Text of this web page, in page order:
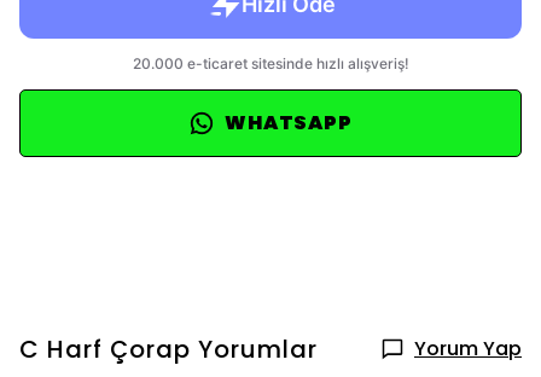
WHATSAPP
C Harf Çorap Yorumlar Yorum Yap